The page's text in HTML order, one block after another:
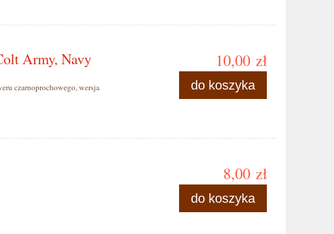
Army, Navy
czarnoprochowego, wersja
10,00 zł
do koszyka
8,00 zł
do koszyka